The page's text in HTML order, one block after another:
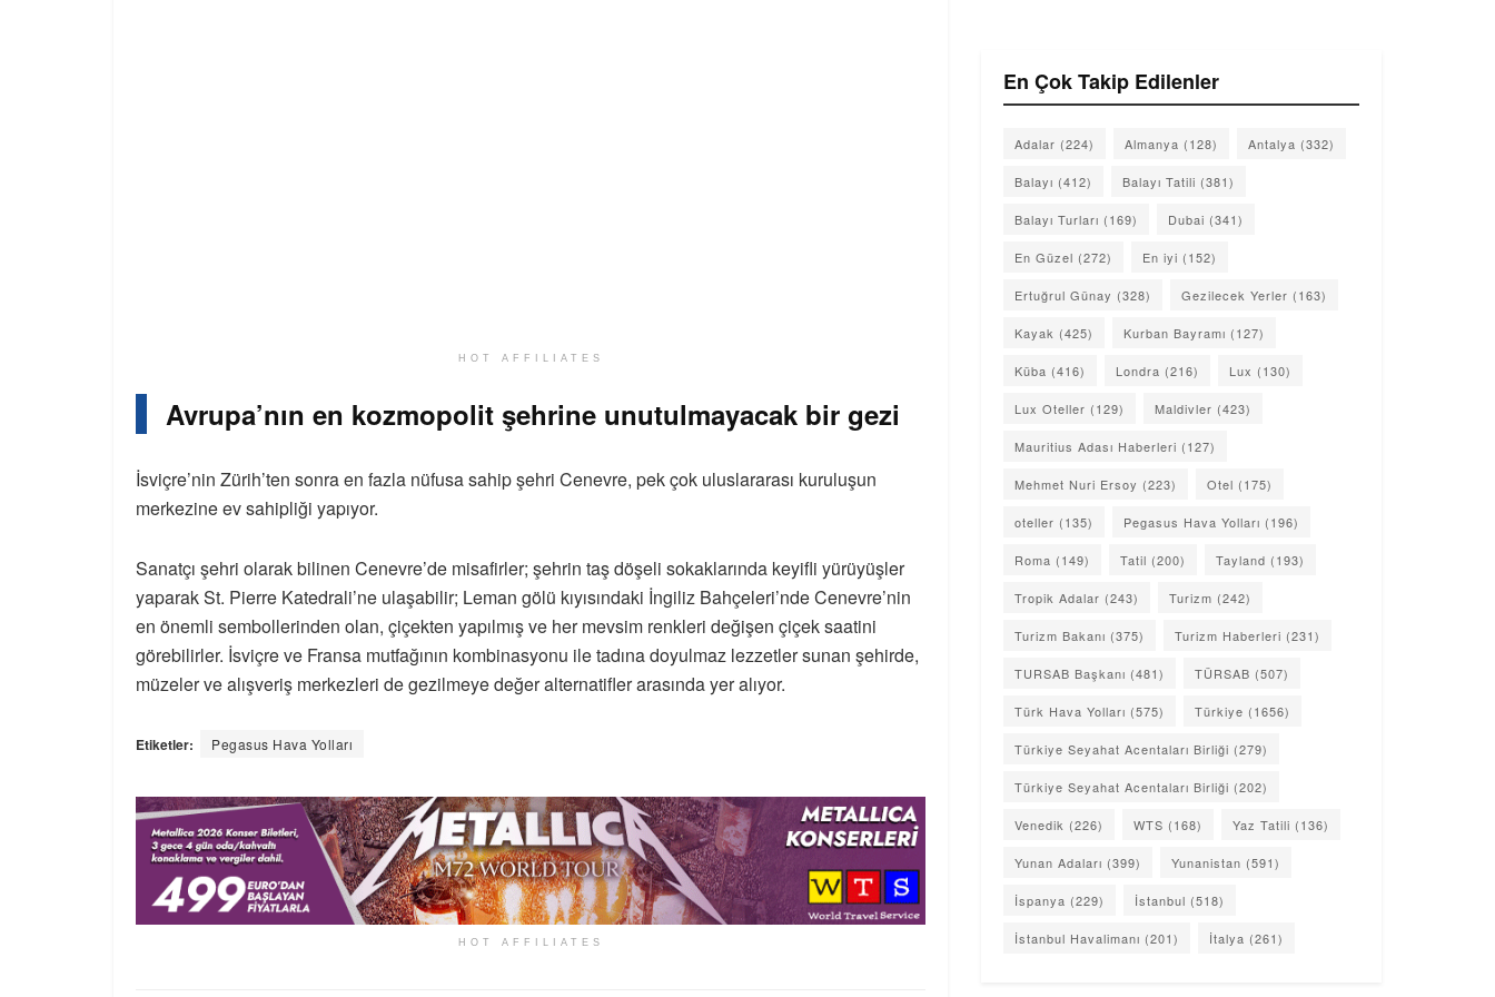
HOT AFFILIATES
Avrupa’nın en kozmopolit şehrine unutulmayacak bir gezi
İsviçre’nin Zürih’ten sonra en fazla nüfusa sahip şehri Cenevre, pek çok uluslararası kuruluşun
merkezine ev sahipliği yapıyor.
Sanatçı şehri olarak bilinen Cenevre’de misafirler; şehrin taş döşeli sokaklarında keyifli yürüyüşler
yaparak St. Pierre Katedrali’ne ulaşabilir; Leman gölü kıyısındaki İngiliz Bahçeleri’nde Cenevre’nin
en önemli sembollerinden olan, çiçekten yapılmış ve her mevsim renkleri değişen çiçek saatini
görebilirler. İsviçre ve Fransa mutfağının kombinasyonu ile tadına doyulmaz lezzetler sunan şehirde,
müzeler ve alışveriş merkezleri de gezilmeye değer alternatifler arasında yer alıyor.
Etiketler: Pegasus Hava Yolları
HOT AFFILIATES
En Çok Takip Edilenler
Adalar (224) Almanya (128) Antalya (332)
Balayı (412) Balayı Tatili (381)
Balayı Turları (169) Dubai (341)
En Güzel (272) En iyi (152)
Ertuğrul Günay (328) Gezilecek Yerler (163)
Kayak (425) Kurban Bayramı (127)
Küba (416) Londra (216) Lux (130)
Lux Oteller (129) Maldivler (423)
Mauritius Adası Haberleri (127)
Mehmet Nuri Ersoy (223) Otel (175)
oteller (135) Pegasus Hava Yolları (196)
Roma (149) Tatil (200) Tayland (193)
Tropik Adalar (243) Turizm (242)
Turizm Bakanı (375) Turizm Haberleri (231)
TURSAB Başkanı (481) TÜRSAB (507)
Türk Hava Yolları (575) Türkiye (1656)
Türkiye Seyahat Acentaları Birliği (279)
Türkiye Seyahat Acentaları Birliği (202)
Venedik (226) WTS (168) Yaz Tatili (136)
Yunan Adaları (399) Yunanistan (591)
İspanya (229) İstanbul (518)
İstanbul Havalimanı (201) İtalya (261)